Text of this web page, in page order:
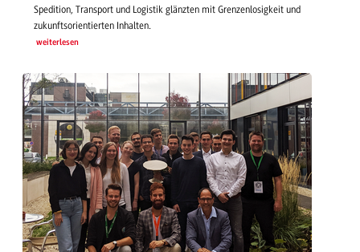
Spedition, Transport und Logistik glänzten mit Grenzenlosigkeit und
zukunftsorientierten Inhalten.
weiterlesen